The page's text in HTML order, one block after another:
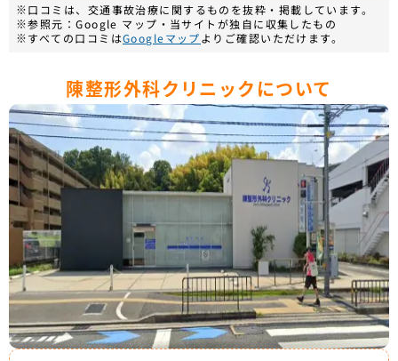
※口コミは、交通事故治療に関するものを抜粋・掲載しています。
※参照元：Google マップ・当サイトが独自に収集したもの
※すべての口コミはGoogleマップよりご確認いただけます。
陳整形外科クリニックについて